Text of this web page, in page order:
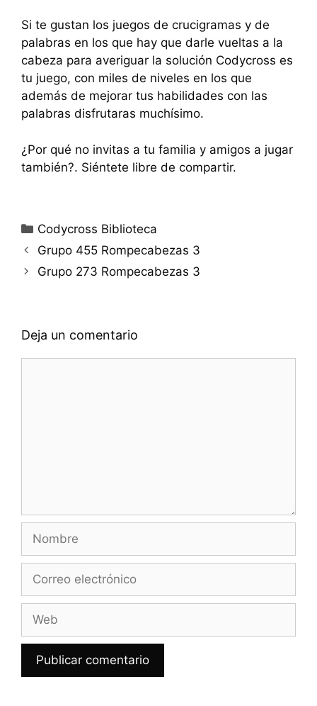
Si te gustan los juegos de crucigramas y de
palabras en los que hay que darle vueltas a la
cabeza para averiguar la solución Codycross es
tu juego, con miles de niveles en los que
además de mejorar tus habilidades con las
palabras disfrutaras muchísimo.
¿Por qué no invitas a tu familia y amigos a jugar
también?. Siéntete libre de compartir.
Categorías
Codycross Biblioteca
Grupo 455 Rompecabezas 3
Grupo 273 Rompecabezas 3
Deja un comentario
Nombre
Correo
Web